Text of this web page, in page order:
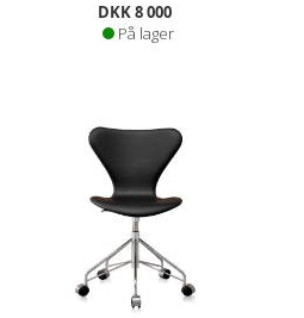
DKK 8 000
På lager